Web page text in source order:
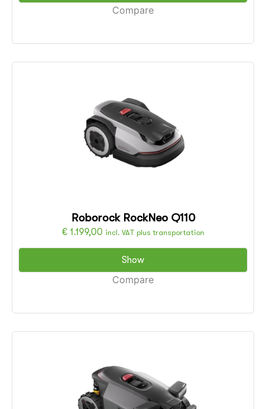
Compare
Roborock RockNeo Q110
€ 1.199,00 incl. VAT plus transportation
Show
Compare